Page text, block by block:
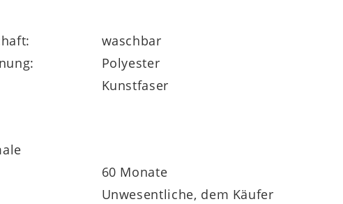
waschbar
Polyester
Kunstfaser
60 Monate
Unwesentliche, dem Käufer